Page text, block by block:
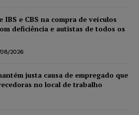
IBS e CBS na compra de veículos
deficiência e autistas de todos os
2026
justa causa de empregado que
no local de trabalho